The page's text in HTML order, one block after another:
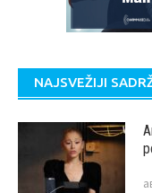
NAJSVEŽIJI